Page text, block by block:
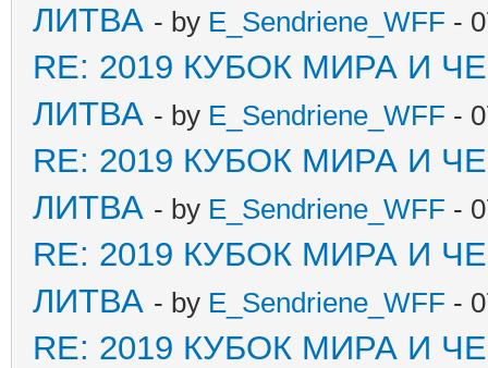
ЛИТВА - by E_Sendriene_WFF -
RE: 2019 КУБОК МИРА И
ЛИТВА - by E_Sendriene_WFF -
RE: 2019 КУБОК МИРА И
ЛИТВА - by E_Sendriene_WFF -
RE: 2019 КУБОК МИРА И
ЛИТВА - by E_Sendriene_WFF -
RE: 2019 КУБОК МИРА И